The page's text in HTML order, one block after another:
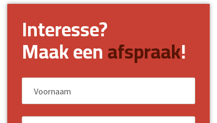
Interesse?
Maak eenafspraak!
Voornaam